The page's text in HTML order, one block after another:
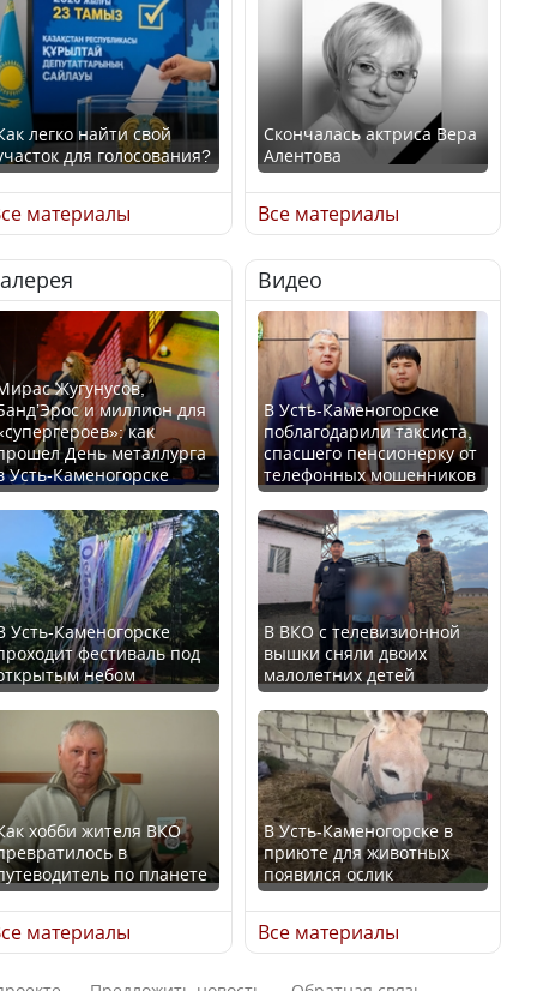
легко найти свой
для голосования?
Минтруда назвало
с самыми
высокими зарплатными
предложениями
интеллект
включили в
школьную программу
Казахстана
Казахстане стало
получить
на
медицинские
обследования
Орталық Азия
арасында әл-ауқат
көш бастады
материалы
Скончалась актриса Вера
Алентова
В РФ вынесен заочный
приговор по уголовному
делу об убийстве Игоря
Талькова
В России введены
дополнительные
ограничения для
казахстанских прав
Трамп официально
вступил в должность
президента США
Луну признали объектом
культурного наследия,
находящегося под
угрозой исчезновения
Все материалы
Жугунусов,
и миллион для
как
День металлурга
Усть-Каменогорске
Усть-Каменогорске
фестиваль под
небом
хобби жителя ВКО
в
по планете
материалы
Видео
В Усть-Каменогорске
поблагодарили таксиста,
спасшего пенсионерку от
телефонных мошенников
В ВКО с телевизионной
вышки сняли двоих
малолетних детей
В Усть-Каменогорске в
приюте для животных
появился ослик
Все материалы